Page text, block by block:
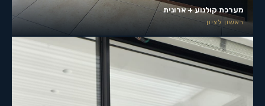
מערכת קולנוע + ארונית
ראשון לציון